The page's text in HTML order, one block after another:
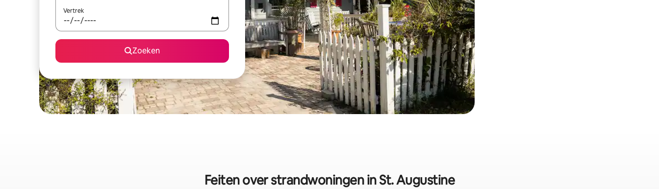
Vertrek
Zoeken
Feiten over strandwoningen in St. Augustine